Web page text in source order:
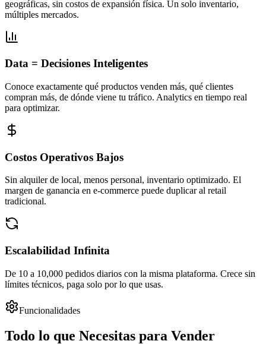
geográficas, sin costos de expansión física. Un solo inventario,
múltiples mercados.
Data = Decisiones Inteligentes
Conoce exactamente qué productos venden más, qué clientes
compran más, de dónde viene tu tráfico. Analytics en tiempo real
para optimizar.
Costos Operativos Bajos
Sin alquiler de local, menos personal, inventario optimizado. El
margen de ganancia en e-commerce puede duplicar al retail
tradicional.
Escalabilidad Infinita
De 10 a 10,000 pedidos diarios con la misma plataforma. Crece sin
límites técnicos, paga solo por lo que usas.
Funcionalidades
Todo lo que Necesitas para Vender